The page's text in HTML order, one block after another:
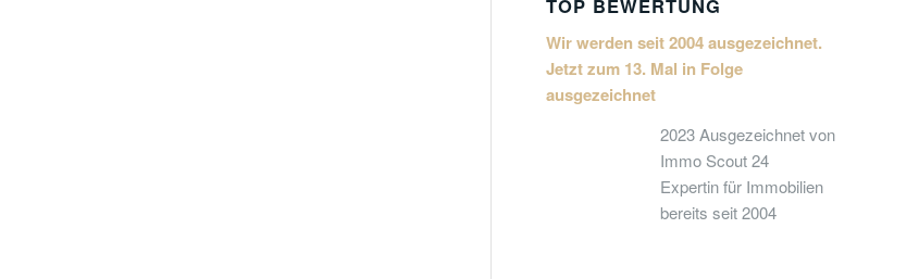
TOP BEWERTUNG
Wir werden seit 2004 ausgezeichnet.
Jetzt zum 13. Mal in Folge
ausgezeichnet
2023 Ausgezeichnet von
Immo Scout 24
Expertin für Immobilien
bereits seit 2004